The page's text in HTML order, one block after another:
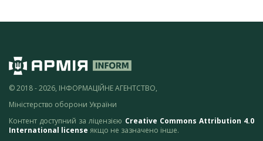
© 2018 - 2026, ІНФОРМАЦІЙНЕ АГЕНТСТВО,
Міністерство оборони України
Контент доступний за ліцензією Creative Commons Attribution 4.0
International license якщо не зазначено інше.